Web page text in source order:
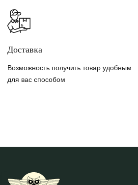
Доставка
Возможность получить товар удобным
для вас способом